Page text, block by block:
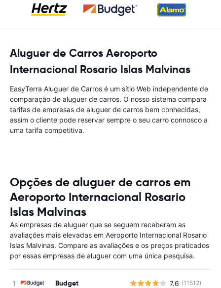
Aluguer de Carros Aeroporto
Internacional Rosario Islas Malvinas
EasyTerra Aluguer de Carros é um sítio Web independente de
comparação de aluguer de carros. O nosso sistema compara
tarifas de empresas de aluguer de carros bem conhecidas,
assim o cliente pode reservar sempre o seu carro connosco a
uma tarifa competitiva.
Opções de aluguer de carros em
Aeroporto Internacional Rosario
Islas Malvinas
As empresas de aluguer que se seguem receberam as
avaliações mais elevadas em Aeroporto Internacional Rosario
Islas Malvinas. Compare as avaliações e os preços praticados
por essas empresas de aluguer com uma única pesquisa.
Budget 7.6 (11512)